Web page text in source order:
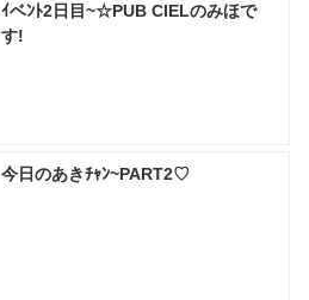
ｲベﾝﾄ2日目~☆PUB CIELのみほで
す!
今日のあきﾁｬﾝ~PART2♡